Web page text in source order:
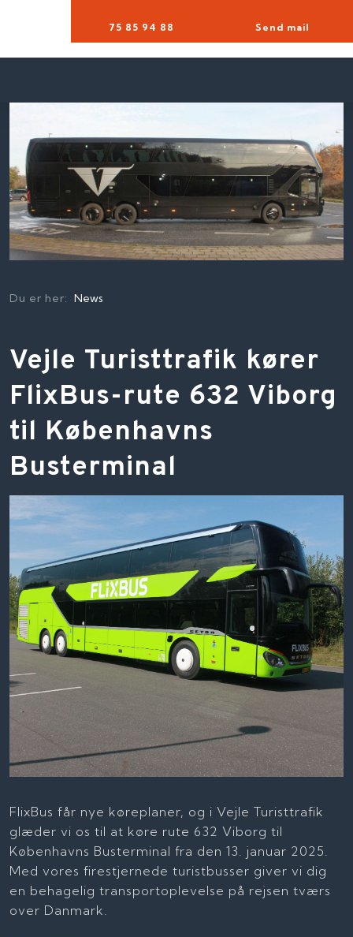
75 85 94 88​ Send mail
Du er her:News
​Vejle Turisttrafik kører
FlixBus-rute 632 Viborg
til Københavns
Busterminal
FlixBus får nye køreplaner, og i Vejle Turisttrafik
glæder vi os til at køre rute 632 Viborg til
Københavns Busterminal fra den 13. januar 2025.
Med vores firestjernede turistbusser giver vi dig
en behagelig transportoplevelse på rejsen tværs
over Danmark.